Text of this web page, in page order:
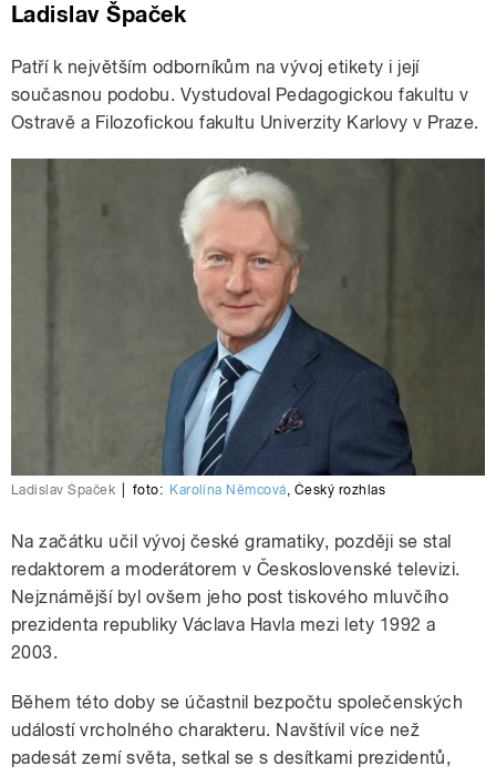
Ladislav Špaček
Patří k největším odborníkům na vývoj etikety i její
současnou podobu. Vystudoval Pedagogickou fakultu v
Ostravě a Filozofickou fakultu Univerzity Karlovy v Praze.
Ladislav Špaček foto: Karolína Němcová, Český rozhlas
Na začátku učil vývoj české gramatiky, později se stal
redaktorem a moderátorem v Československé televizi.
Nejznámější byl ovšem jeho post tiskového mluvčího
prezidenta republiky Václava Havla mezi lety 1992 a
2003.
Během této doby se účastnil bezpočtu společenských
událostí vrcholného charakteru. Navštívil více než
padesát zemí světa, setkal se s desítkami prezidentů,